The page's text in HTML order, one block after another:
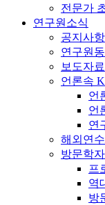
전문가
연구원소식
공지사항
연구원
보도자료
언론속
언
언
연
해외연
방문학
프
역
방